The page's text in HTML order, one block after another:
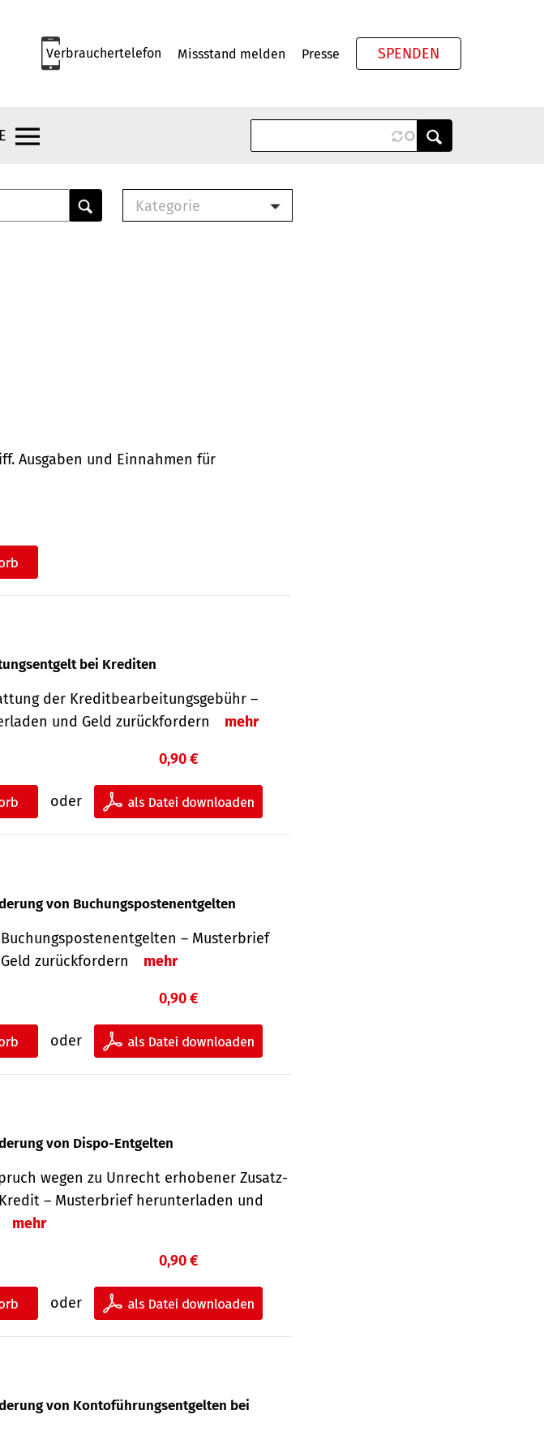
Verbrauchertelefon Missstand melden Presse SPENDEN
Kategorie
Aus­gaben und Ein­nahmen für
bei Krediten
der Kreditbearbeitungsgebühr –
und Geld zurückfordern
mehr
oder
0,90 €
von Buchungspostenentgelten
– Musterbrief
zurückfordern
mehr
oder
0,90 €
von Dispo-Entgelten
wegen zu Unrecht erhobener Zusatz-
– Musterbrief herunterladen und
mehr
oder
0,90 €
von Kontoführungsentgelten bei